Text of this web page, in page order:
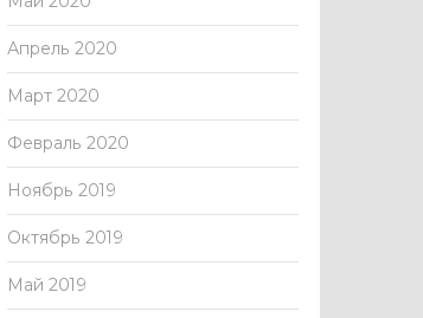
Апрель 2020
Март 2020
Февраль 2020
Ноябрь 2019
Октябрь 2019
Май 2019